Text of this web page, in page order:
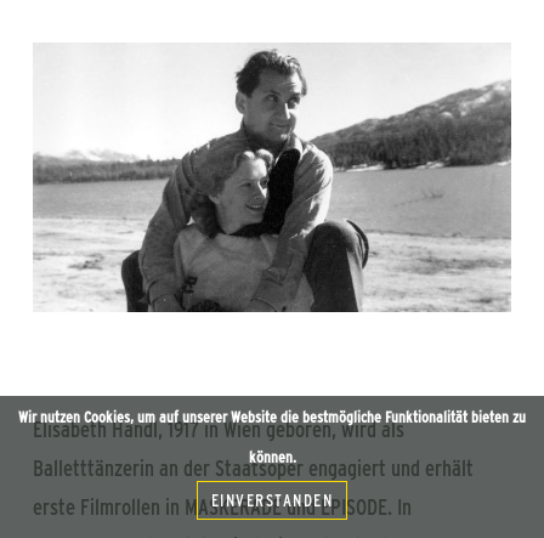
Elisabeth Handl, 1917 in Wien geboren, wird als
Balletttänzerin an der Staatsoper engagiert und erhält
erste Filmrollen in MASKERADE und EPISODE. In
Wir nutzen Cookies, um auf unserer Website die bestmögliche Funktionalität bieten zu
können.
EINVERSTANDEN